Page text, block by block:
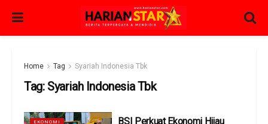
Home Tag Syariah Indonesia Tbk
Tag: Syariah Indonesia Tbk
EKONOMI
BSI Perkuat Ekonomi Hijau